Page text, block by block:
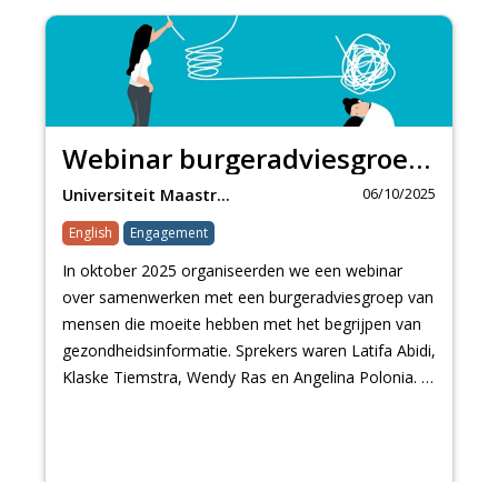
Webinar burgeradviesgroep begrijpen van gezondheidsinformatie
Universiteit Maastr… 06/10/2025
English Engagement
In oktober 2025 organiseerden we een webinar
over samenwerken met een burgeradviesgroep van
mensen die moeite hebben met het begrijpen van
gezondheidsinformatie. Sprekers waren Latifa Abidi,
Klaske Tiemstra, Wendy Ras en Angelina Polonia. …